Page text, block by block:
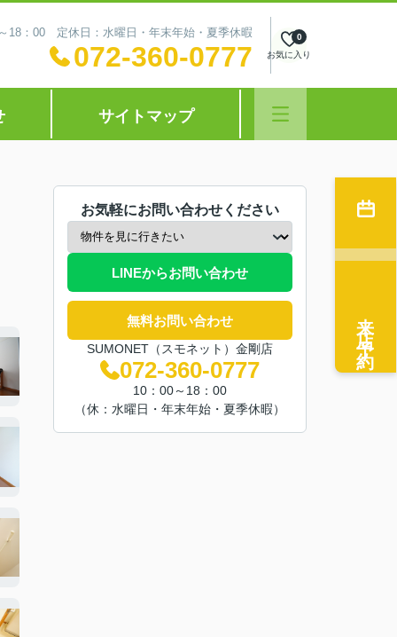
18：00 定休日：水曜日・年末年始・夏季休暇
072-360-0777 お気に入り
0
サイトマップ
お気軽にお問い合わせください
LINEからお問い合わせ
無料お問い合わせ
SUMONET（スモネット）金剛店
072-360-0777
10：00～18：00
（休：水曜日・年末年始・夏季休暇）
来店予約